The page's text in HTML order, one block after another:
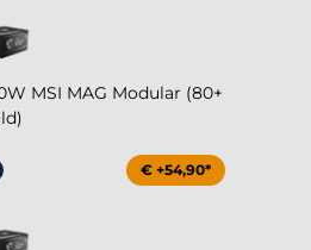
MSI MAG Modular (80+
€ +54,90*